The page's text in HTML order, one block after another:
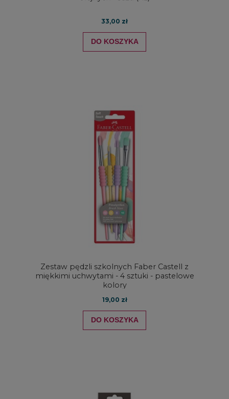
33,00 zł
DO KOSZYKA
Zestaw pędzli szkolnych Faber Castell z
miękkimi uchwytami - 4 sztuki - pastelowe
kolory
19,00 zł
DO KOSZYKA